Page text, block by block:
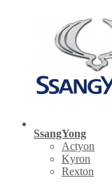
SsangYong
Actyon
Kyron
Rexton